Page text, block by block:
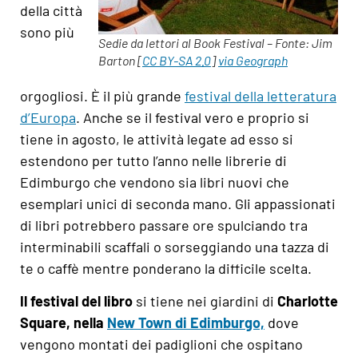
Sedie da lettori al Book Festival – Fonte: Jim
Barton [CC BY-SA 2.0]via Geograph
della città
sono più
orgogliosi. È il più grande festival della letteratura
d’Europa. Anche se il festival vero e proprio si
tiene in agosto, le attività legate ad esso si
estendono per tutto l’anno nelle librerie di
Edimburgo che vendono sia libri nuovi che
esemplari unici di seconda mano. Gli appassionati
di libri potrebbero passare ore spulciando tra
interminabili scaffali o sorseggiando una tazza di
te o caffè mentre ponderano la difficile scelta.
Il festival del libro si tiene nei giardini di Charlotte
Square, nella New Town di Edimburgo, dove
vengono montati dei padiglioni che ospitano